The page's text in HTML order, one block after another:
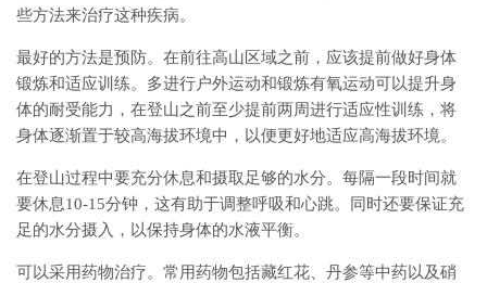
些方法来治疗这种疾病。
最好的方法是预防。在前往高山区域之前，应该提前做好身体
锻炼和适应训练。多进行户外运动和锻炼有氧运动可以提升身
体的耐受能力，在登山之前至少提前两周进行适应性训练，将
身体逐渐置于较高海拔环境中，以便更好地适应高海拔环境。
在登山过程中要充分休息和摄取足够的水分。每隔一段时间就
要休息10-15分钟，这有助于调整呼吸和心跳。同时还要保证充
足的水分摄入，以保持身体的水液平衡。
可以采用药物治疗。常用药物包括藏红花、丹参等中药以及硝